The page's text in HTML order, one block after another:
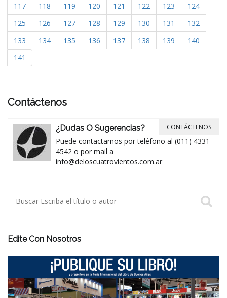
117
118 119 120 121 122 123
124
125
126 127 128 129 130 131
132
133
134 135 136 137 138 139
140
141
Contáctenos
¿Dudas O Sugerencias?
Puede contactarnos por teléfono al (011) 4331-
4542 o por mail a
info@deloscuatrovientos.com.ar
CONTÁCTENOS
Edite Con Nosotros